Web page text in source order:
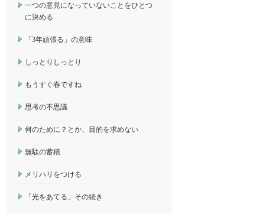
一つの意見になっていないことをひとつ
に決める
「3年頑張る」の意味
しっとりしっとり
もうすぐ春ですね
思考の不思議
何のために？とか、目的を求めない
無駄の蓄積
メリハリをつける
「光をあてる」その続き